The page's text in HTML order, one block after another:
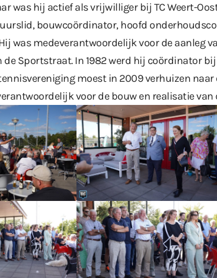
was hij actief als vrijwilliger bij TC Weert-
bouwcoördinator, hoofd
was medeverantwoordelijk voor de aanleg
Sportstraat. In 1982 werd hij coördinator
moest in 2009 verhuizen naar
voor de bouw en realisatie